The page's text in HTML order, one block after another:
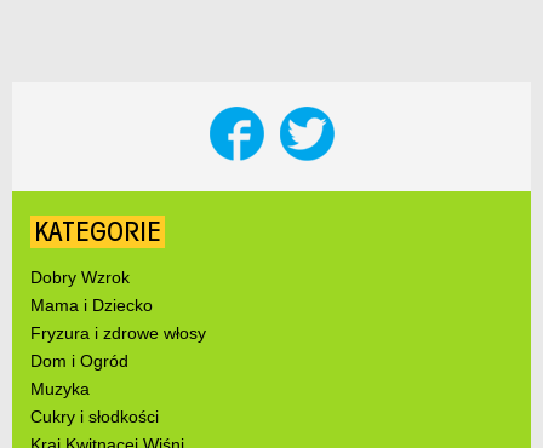
KATEGORIE
Dobry Wzrok
Mama i Dziecko
Fryzura i zdrowe włosy
Dom i Ogród
Muzyka
Cukry i słodkości
Kraj Kwitnącej Wiśni